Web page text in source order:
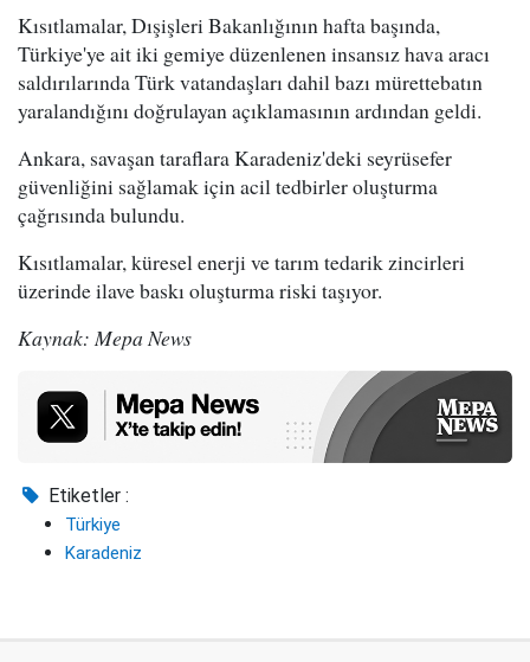
Kısıtlamalar, Dışişleri Bakanlığının hafta başında,
Türkiye'ye ait iki gemiye düzenlenen insansız hava aracı
saldırılarında Türk vatandaşları dahil bazı mürettebatın
yaralandığını doğrulayan açıklamasının ardından geldi.
Ankara, savaşan taraflara Karadeniz'deki seyrüsefer
güvenliğini sağlamak için acil tedbirler oluşturma
çağrısında bulundu.
Kısıtlamalar, küresel enerji ve tarım tedarik zincirleri
üzerinde ilave baskı oluşturma riski taşıyor.
Kaynak: Mepa News
Etiketler :
Türkiye
Karadeniz